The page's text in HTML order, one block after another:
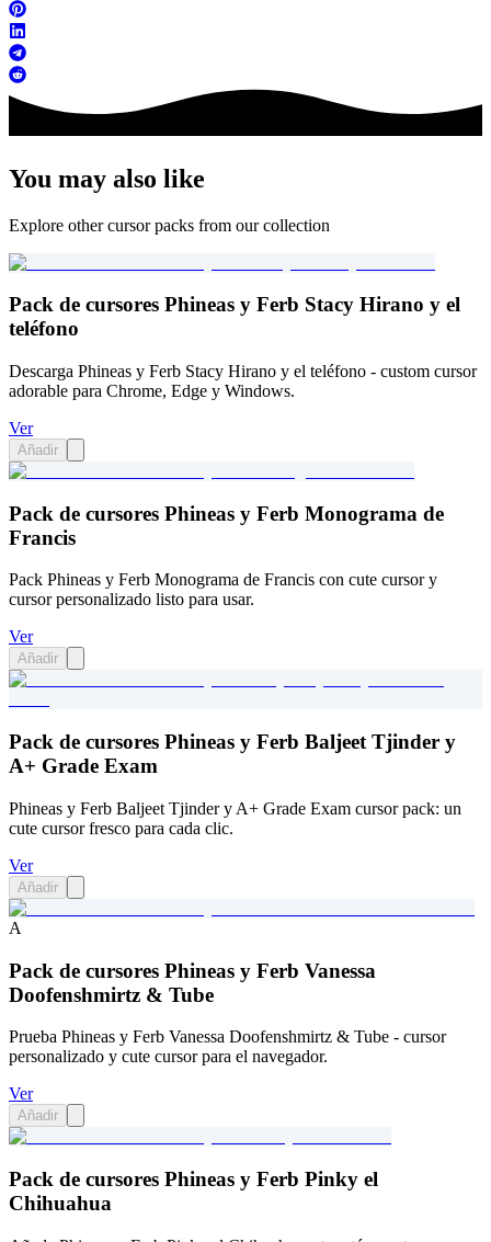
You may also like
Explore other cursor packs from our collection
Pack de cursores Phineas y Ferb Stacy Hirano y el
teléfono
Descarga Phineas y Ferb Stacy Hirano y el teléfono - custom cursor
adorable para Chrome, Edge y Windows.
Ver
Añadir
Pack de cursores Phineas y Ferb Monograma de
Francis
Pack Phineas y Ferb Monograma de Francis con cute cursor y
cursor personalizado listo para usar.
Ver
Añadir
Pack de cursores Phineas y Ferb Baljeet Tjinder y
A+ Grade Exam
Phineas y Ferb Baljeet Tjinder y A+ Grade Exam cursor pack: un
cute cursor fresco para cada clic.
Ver
Añadir
A
Pack de cursores Phineas y Ferb Vanessa
Doofenshmirtz & Tube
Prueba Phineas y Ferb Vanessa Doofenshmirtz & Tube - cursor
personalizado y cute cursor para el navegador.
Ver
Añadir
Pack de cursores Phineas y Ferb Pinky el
Chihuahua